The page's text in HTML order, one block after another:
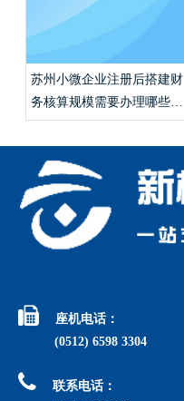
苏州小微企业注册后搭建财
务核算规模需要办理哪些手
续？

座机电话：
(0512) 6598 3304

联系电话：